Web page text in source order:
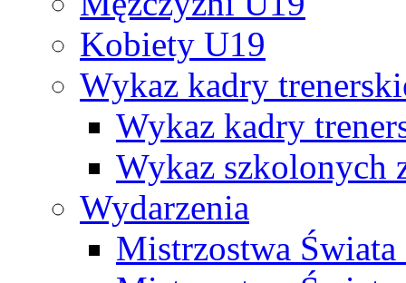
Kobiety U19
Wykaz kadry
Wykaz kadry
Wykaz szkolonych
Wydarzenia
Mistrzostwa